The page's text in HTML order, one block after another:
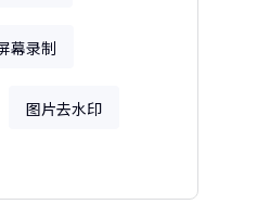
幕录制
图片去水印